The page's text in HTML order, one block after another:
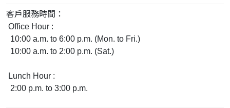
客戶服務時間：
Office Hour :
10:00 a.m. to 6:00 p.m. (Mon. to Fri.)
10:00 a.m. to 2:00 p.m. (Sat.)
Lunch Hour :
2:00 p.m. to 3:00 p.m.